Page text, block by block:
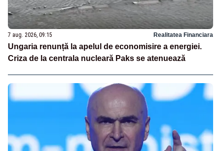
7 aug. 2026, 09:15 Realitatea Financiara
Ungaria renunță la apelul de economisire a energiei.
Criza de la centrala nucleară Paks se atenuează